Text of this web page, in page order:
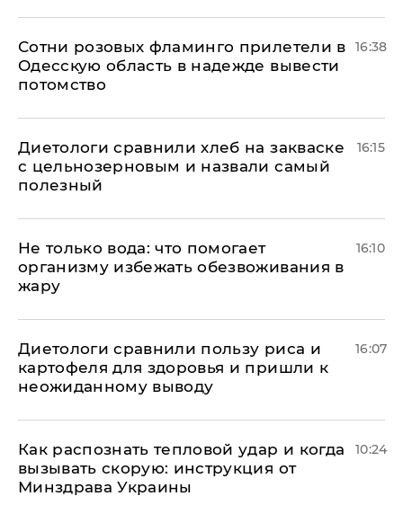
Сотни розовых фламинго прилетели в
Одесскую область в надежде вывести
потомство
16:38
Диетологи сравнили хлеб на закваске
с цельнозерновым и назвали самый
полезный
16:15
Не только вода: что помогает
организму избежать обезвоживания в
жару
16:10
Диетологи сравнили пользу риса и
картофеля для здоровья и пришли к
неожиданному выводу
16:07
Как распознать тепловой удар и когда
вызывать скорую: инструкция от
Минздрава Украины
10:24